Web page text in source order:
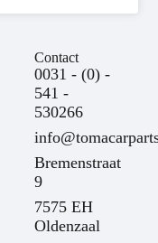
Contact
0031 - (0) -
541 -
530266
Bremenstraat
9
7575 EH
Oldenzaal